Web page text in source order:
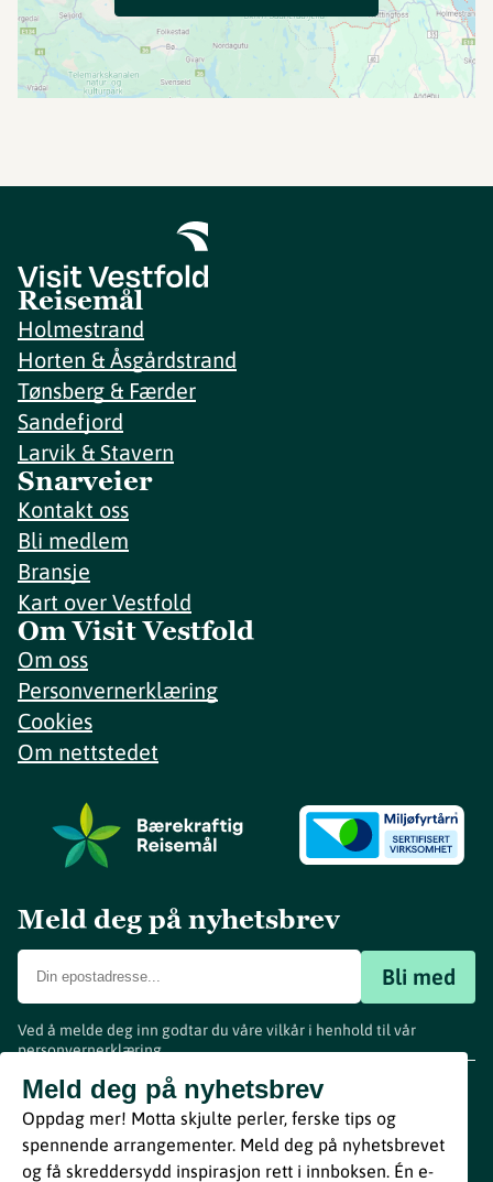
Reisemål
Holmestrand
Horten & Åsgårdstrand
Tønsberg & Færder
Sandefjord
Larvik & Stavern
Snarveier
Kontakt oss
Bli medlem
Bransje
Kart over Vestfold
Om Visit Vestfold
Om oss
Personvernerklæring
Cookies
Om nettstedet
Meld deg på nyhetsbrev
Bli med
Ved å melde deg inn godtar du våre vilkår i henhold til vår
personvernerklæring.
Meld deg på nyhetsbrev
Oppdag mer! Motta skjulte perler, ferske tips og
spennende arrangementer. Meld deg på nyhetsbrevet
og få skreddersydd inspirasjon rett i innboksen. Én e-
www.visitvestfold.com
Turistinformasjon
Vestfold Fylkeskommune
ByBreakfast